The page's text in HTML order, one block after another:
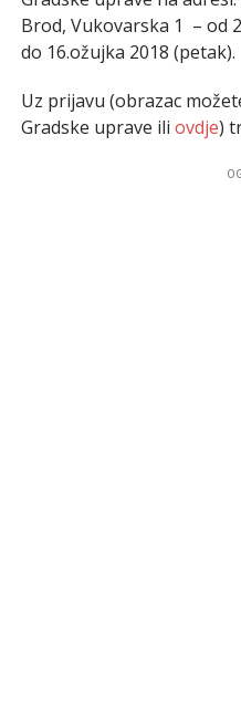
Brod, Vukovarska 1 – od
do 16.ožujka 2018 (petak).
Uz prijavu (obrazac
Gradske uprave ili ovdje)